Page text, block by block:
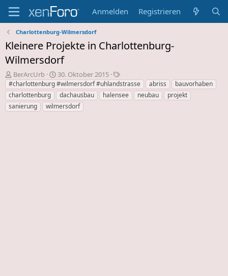
Anmelden Registrieren
Charlottenburg-Wilmersdorf
Kleinere Projekte in Charlottenburg-
Wilmersdorf
E
r
s
t
e
BerArcUrb
E
r
s
t
e
30. Oktober 2015
S
c
h
l
#charlottenburg #wilmersdorf #uhlandstrasse abriss
bauvorhaben
charlottenburg
dachausbau halensee neubau
projekt
sanierung
wilmersdorf